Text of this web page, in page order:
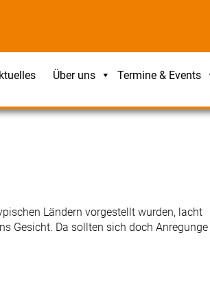
Über uns Termine & Events
Ländern vorgestellt wurden, lacht
Gesicht. Da sollten sich doch Anregunge